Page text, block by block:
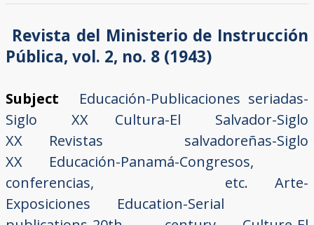
Revista del Ministerio de Instrucción
Pública, vol. 2, no. 8 (1943)
Subject
Educación-Publicaciones seriadas-
Siglo XX
Cultura-El Salvador-Siglo
XX
Revistas salvadoreñas-Siglo
XX
Educación-Panamá-Congresos,
conferencias, etc.
Arte-
Exposiciones
Education-Serial